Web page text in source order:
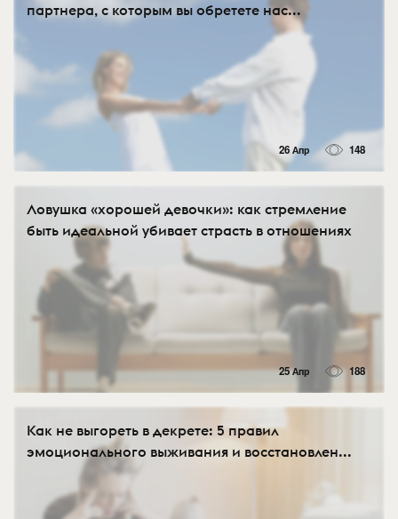
партнера, с которым вы обретете нас...
26 Апр 148
Ловушка «хорошей девочки»: как стремление
быть идеальной убивает страсть в отношениях
25 Апр 188
Как не выгореть в декрете: 5 правил
эмоционального выживания и восстановлен...